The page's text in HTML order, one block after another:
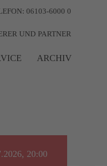
06103-6000 0
UND PARTNER
ARCHIV
20:00